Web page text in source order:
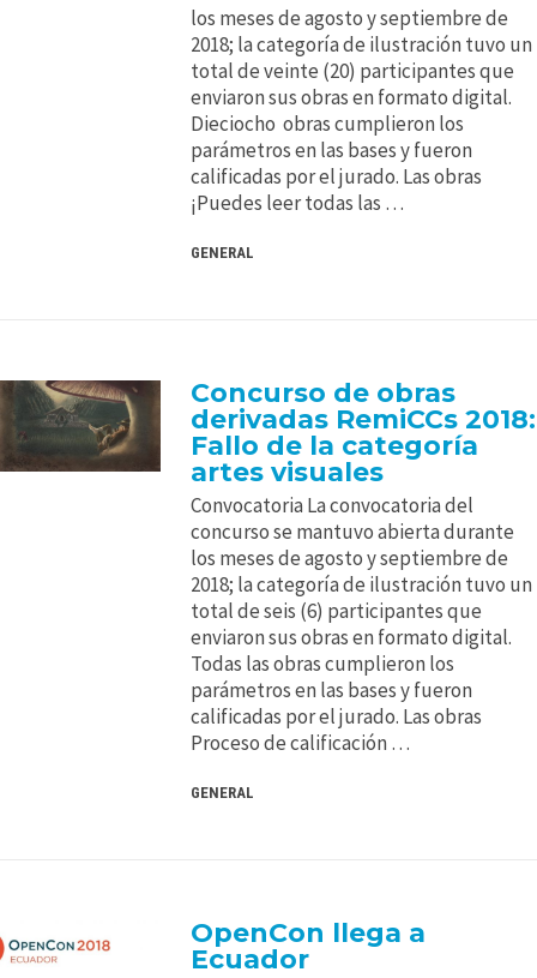
los meses de agosto y septiembre de
2018; la categoría de ilustración tuvo un
total de veinte (20) participantes que
enviaron sus obras en formato digital.
Dieciocho obras cumplieron los
parámetros en las bases y fueron
calificadas por el jurado. Las obras
¡Puedes leer todas las …
GENERAL
Concurso de obras
derivadas RemiCCs 2018:
Fallo de la categoría
artes visuales
Convocatoria La convocatoria del
concurso se mantuvo abierta durante
los meses de agosto y septiembre de
2018; la categoría de ilustración tuvo un
total de seis (6) participantes que
enviaron sus obras en formato digital.
Todas las obras cumplieron los
parámetros en las bases y fueron
calificadas por el jurado. Las obras
Proceso de calificación …
GENERAL
OpenCon llega a
Ecuador